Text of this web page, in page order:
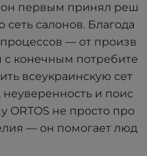
он первым принял реш
салонов. Благода
— от произв
с конечным потребите
всеукраинскую сет
неуверенность и поис
ORTOS не просто про
— он помогает люд